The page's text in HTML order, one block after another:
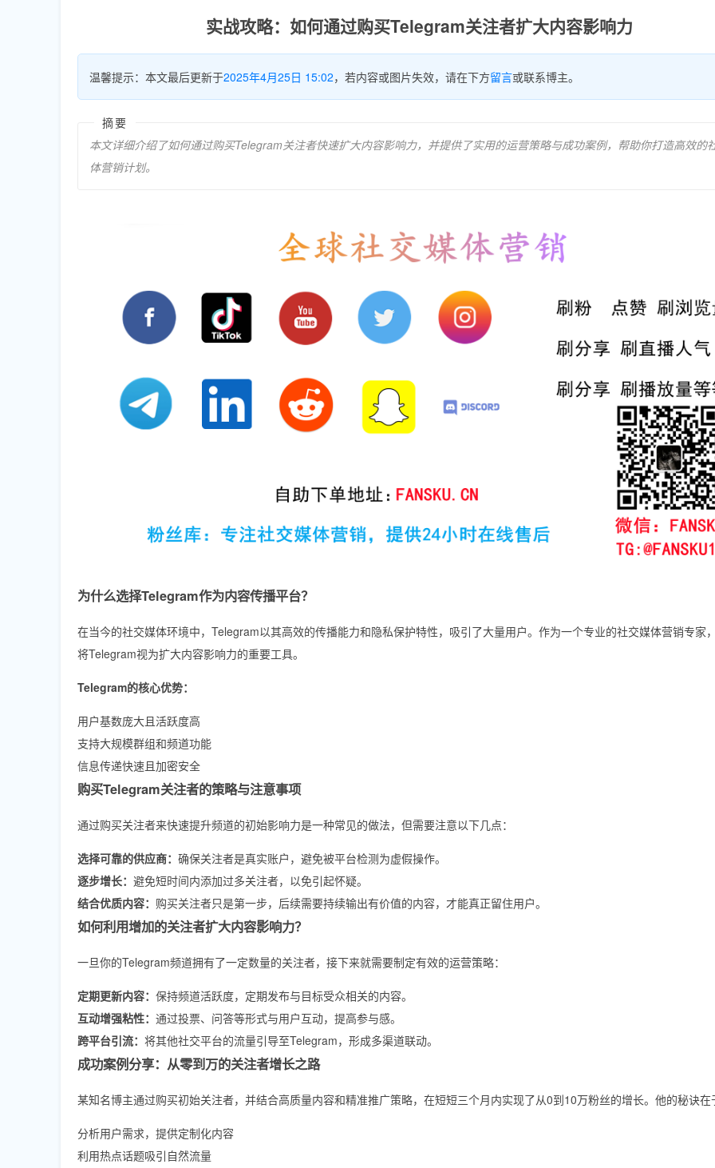
实战攻略：如何通过购买Telegram关注者扩大内容影响力
温馨提示：本文最后更新于2025年4月25日 15:02，若内容或图片失效，请在下方留言或联系博主。
摘要
本文详细介绍了如何通过购买Telegram关注者快速扩大内容影响力，并提供了实用的运营策略与成功案例，帮助你打造高效的
体营销计划。
为什么选择Telegram作为内容传播平台？
在当今的社交媒体环境中，Telegram以其高效的传播能力和隐私保护特性，吸引了大量用户。作为一个专业的社交媒体营销专家
将Telegram视为扩大内容影响力的重要工具。
Telegram的核心优势：
用户基数庞大且活跃度高
支持大规模群组和频道功能
信息传递快速且加密安全
购买Telegram关注者的策略与注意事项
通过购买关注者来快速提升频道的初始影响力是一种常见的做法，但需要注意以下几点：
选择可靠的供应商： 确保关注者是真实账户，避免被平台检测为虚假操作。
逐步增长： 避免短时间内添加过多关注者，以免引起怀疑。
结合优质内容： 购买关注者只是第一步，后续需要持续输出有价值的内容，才能真正留住用户。
如何利用增加的关注者扩大内容影响力？
一旦你的Telegram频道拥有了一定数量的关注者，接下来就需要制定有效的运营策略：
定期更新内容： 保持频道活跃度，定期发布与目标受众相关的内容。
互动增强粘性： 通过投票、问答等形式与用户互动，提高参与感。
跨平台引流： 将其他社交平台的流量引导至Telegram，形成多渠道联动。
成功案例分享：从零到万的关注者增长之路
某知名博主通过购买初始关注者，并结合高质量内容和精准推广策略，在短短三个月内实现了从0到10万粉丝的增长。他的秘诀在
分析用户需求，提供定制化内容
利用热点话题吸引自然流量